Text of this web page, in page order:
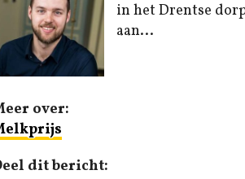
in het Drentse
aan...
over:
dit bericht: